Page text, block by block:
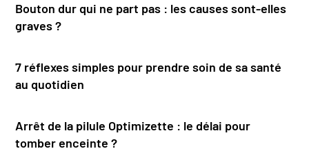
Bouton dur qui ne part pas : les causes sont-elles
graves ?
7 réflexes simples pour prendre soin de sa santé
au quotidien
Arrêt de la pilule Optimizette : le délai pour
tomber enceinte ?